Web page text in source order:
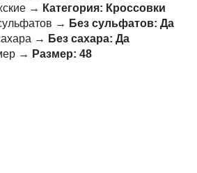
→ Категория: Кроссовки
→ Без сульфатов: Да
→ Без сахара: Да
→ Размер: 48